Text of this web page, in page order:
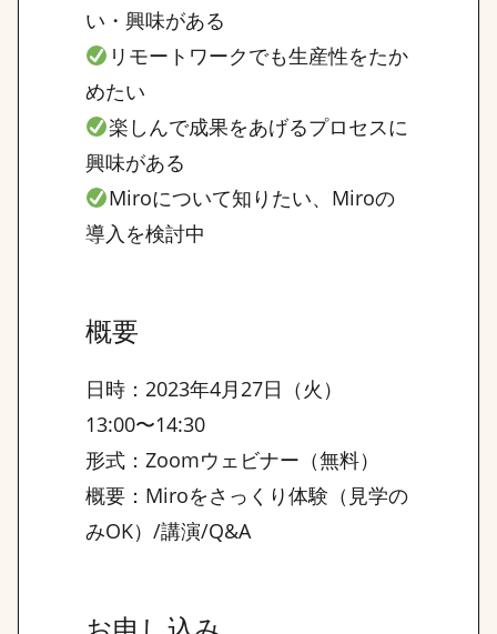
い・興味がある
リモートワークでも生産性をたか
めたい
楽しんで成果をあげるプロセスに
興味がある
Miroについて知りたい、Miroの
導入を検討中
概要
日時：2023年4月27日（火）
13:00〜14:30
形式：Zoomウェビナー（無料）
概要：Miroをさっくり体験（見学の
みOK）/講演/Q&A